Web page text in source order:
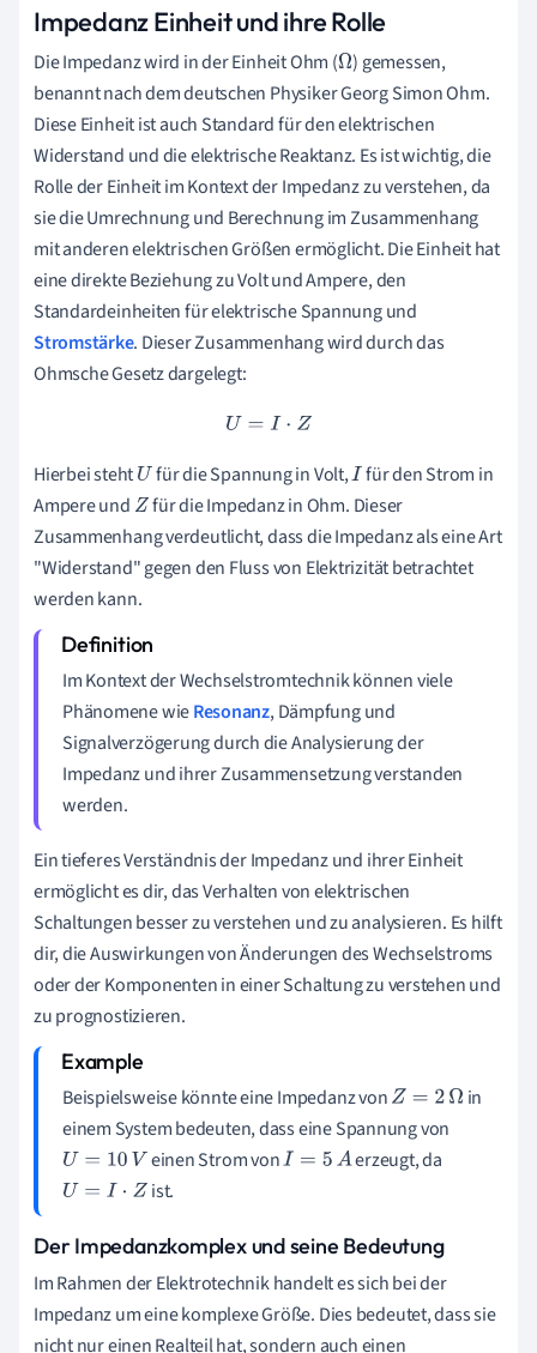
Impedanz Einheit und ihre Rolle
Die Impedanz wird in der Einheit Ohm (Ω) gemessen,
benannt nach dem deutschen Physiker Georg Simon Ohm.
Diese Einheit ist auch Standard für den elektrischen
Widerstand und die elektrische Reaktanz. Es ist wichtig, die
Rolle der Einheit im Kontext der Impedanz zu verstehen, da
sie die Umrechnung und Berechnung im Zusammenhang
mit anderen elektrischen Größen ermöglicht. Die Einheit hat
eine direkte Beziehung zu Volt und Ampere, den
Standardeinheiten für elektrische Spannung und
Stromstärke. Dieser Zusammenhang wird durch das
Ohmsche Gesetz dargelegt:
U= I⋅Z
Hierbei stehtU für die Spannung in Volt,I für den Strom in
Ampere und Z für die Impedanz in Ohm. Dieser
Zusammenhang verdeutlicht, dass die Impedanz als eine Art
"Widerstand" gegen den Fluss von Elektrizität betrachtet
werden kann.
Im Kontext der Wechselstromtechnik können viele
Phänomene wieResonanz, Dämpfung und
Signalverzögerung durch die Analysierung der
Impedanz und ihrer Zusammensetzung verstanden
werden.
Ein tieferes Verständnis der Impedanz und ihrer Einheit
ermöglicht es dir, das Verhalten von elektrischen
Schaltungen besser zu verstehen und zu analysieren. Es hilft
dir, die Auswirkungen von Änderungen des Wechselstroms
oder der Komponenten in einer Schaltung zu verstehen und
zu prognostizieren.
Beispielsweise könnte eine Impedanz vonZ= 2Ω
in
einem System bedeuten, dass eine Spannung von
U= 10 V einen Strom vonI= 5A
erzeugt, da
U= I⋅Z ist.
Der Impedanzkomplex und seine Bedeutung
Im Rahmen der Elektrotechnik handelt es sich bei der
Impedanz um eine komplexe Größe. Dies bedeutet, dass sie
nicht nur einen Realteil hat, sondern auch einen